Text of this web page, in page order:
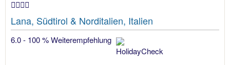
Lana, Südtirol & Norditalien, Italien
6.0 - 100 % Weiterempfehlung